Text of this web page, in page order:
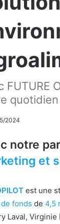
FUTURE
quotidien
2024
notre
et
est une
fonds de 4,5
Laval,